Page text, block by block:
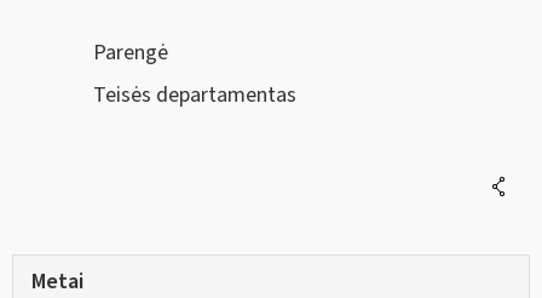
Parengė
Teisės departamentas
Metai